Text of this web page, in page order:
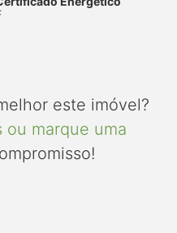
este imóvel?
ou marque uma